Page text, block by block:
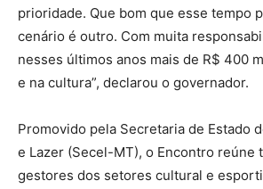
prioridade. Que bom que esse tempo
cenário é outro. Com muita
nesses últimos anos mais de R$ 400
e na cultura”, declarou o governador.
Promovido pela Secretaria de Estado
e Lazer (Secel-MT), o Encontro reúne
gestores dos setores cultural e